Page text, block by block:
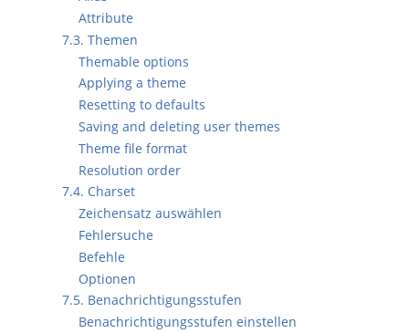
Attribute
7.3. Themen
Themable options
Applying a theme
Resetting to defaults
Saving and deleting user themes
Theme file format
Resolution order
7.4. Charset
Zeichensatz auswählen
Fehlersuche
Befehle
Optionen
7.5. Benachrichtigungsstufen
Benachrichtigungsstufen einstellen